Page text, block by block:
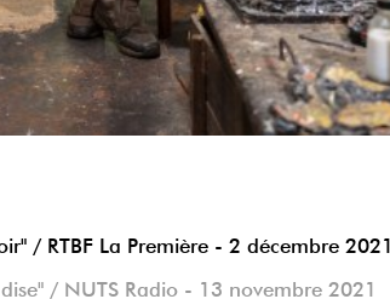
/ RTBF La Première - 2 décembre 2021
/ NUTS Radio - 13 novembre 2021